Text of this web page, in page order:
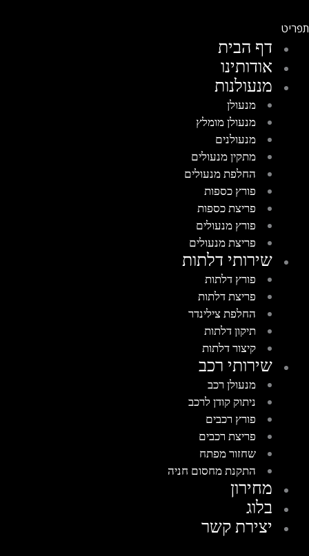
דף הבית
אודותינו
מנעולנות
מנעולן
מנעולן מומלץ
מנעולנים
מתקין מנעולים
החלפת מנעולים
פורץ כספות
פריצת כספות
פורץ מנעולים
פריצת מנעולים
שירותי דלתות
פורץ דלתות
פריצת דלתות
החלפת צילינדר
תיקון דלתות
קיצור דלתות
שירותי רכב
מנעולן רכב
ניתוק קודן לרכב
פורץ רכבים
פריצת רכבים
שחזור מפתח
התקנת מחסום חניה
מחירון
בלוג
יצירת קשר